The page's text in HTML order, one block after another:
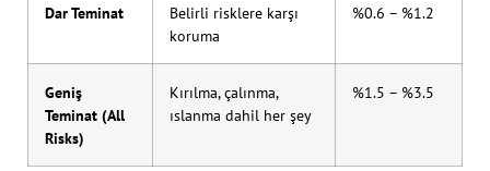
Dar Teminat
Belirli risklere karşı
koruma
%0.6 – %1.2
Geniş
Teminat (All
Risks)
Kırılma, çalınma,
ıslanma dahil her şey
%1.5 – %3.5